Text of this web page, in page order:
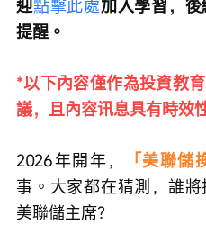
迎點擊此處加入學習，
提醒。
*以下內容僅作為投資教
議，且內容讯息具有時效
2026年開年， 「美聯儲
事。大家都在猜測，誰
美聯儲主席？